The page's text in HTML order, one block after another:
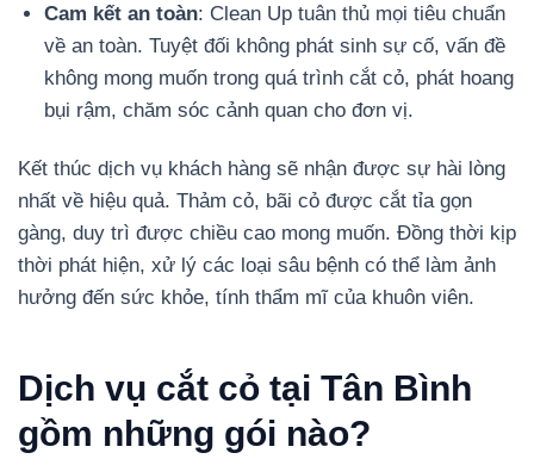
Cam kết an toàn: Clean Up tuân thủ mọi tiêu chuẩn
về an toàn. Tuyệt đối không phát sinh sự cố, vấn đề
không mong muốn trong quá trình cắt cỏ, phát hoang
bụi rậm, chăm sóc cảnh quan cho đơn vị.
Kết thúc dịch vụ khách hàng sẽ nhận được sự hài lòng
nhất về hiệu quả. Thảm cỏ, bãi cỏ được cắt tỉa gọn
gàng, duy trì được chiều cao mong muốn. Đồng thời kịp
thời phát hiện, xử lý các loại sâu bệnh có thể làm ảnh
hưởng đến sức khỏe, tính thẩm mĩ của khuôn viên.
Dịch vụ cắt cỏ tại Tân Bình
gồm những gói nào?